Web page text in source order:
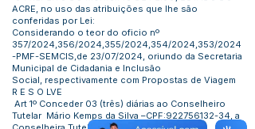
ACRE, no uso das atribuições que lhe são
conferidas por Lei:
Considerando o teor do oficio nº
357/2024,356/2024,355/2024,354/2024,353/2024
-PMF-SEMCIS,de 23/07/2024, oriundo da Secretaria
Municipal de Cidadania e Inclusão
Social, respectivamente com Propostas de Viagem
R E S O LVE
Art 1º Conceder 03 (três) diárias ao Conselheiro
Tutelar Mário Kemps da Silva –CPF:922756132-34, a